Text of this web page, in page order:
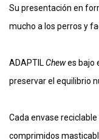
Su presentación en
mucho a los perros y
ADAPTIL Chewes bajo
preservar el equilibrio
Cada envase
comprimidos